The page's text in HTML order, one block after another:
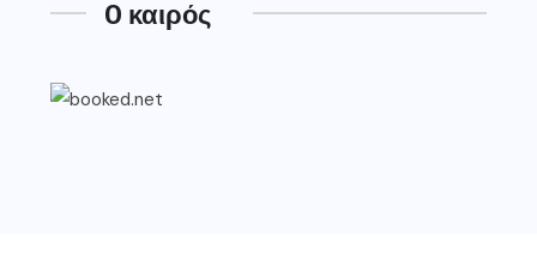
O καιρός